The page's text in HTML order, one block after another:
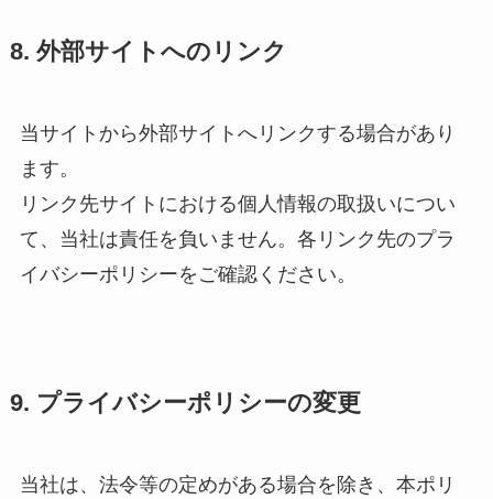
8. 外部サイトへのリンク
当サイトから外部サイトへリンクする場合があり
ます。
リンク先サイトにおける個人情報の取扱いについ
て、当社は責任を負いません。各リンク先のプラ
イバシーポリシーをご確認ください。
9. プライバシーポリシーの変更
当社は、法令等の定めがある場合を除き、本ポリ